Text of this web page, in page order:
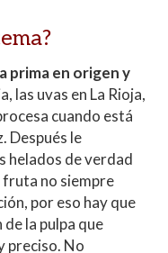
prima en origen y
las uvas en La Rioja,
cuando está
Después le
helados de verdad
fruta no siempre
por eso hay que
la pulpa que
preciso. No